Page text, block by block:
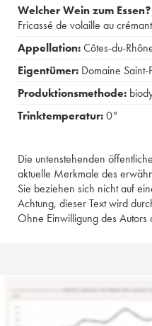
Welcher Wein zum Essen?
Fricassé de volaille au crémant
Appellation:Côtes-du-
Eigentümer: Domaine Saint-
Produktionsmethode:
Trinktemperatur:0°
Die untenstehenden
aktuelle Merkmale des
Sie beziehen sich nicht auf
Achtung, dieser Text wird
Ohne Einwilligung des